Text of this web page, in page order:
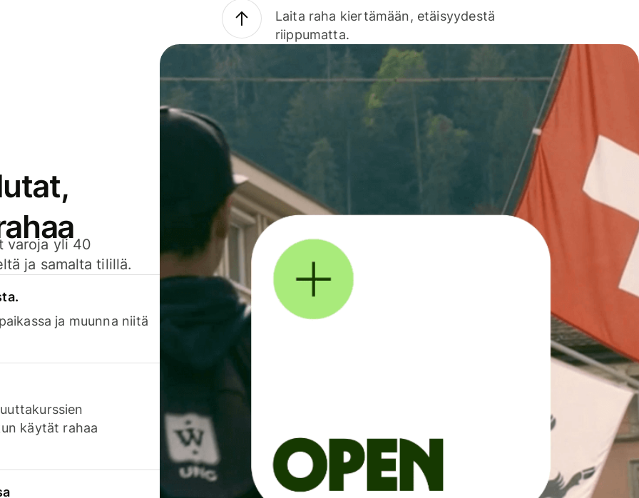
Laita raha kiertämään, etäisyydestä
riippumatta.
varoja yli 40
ja samalta tilillä.
ja muunna niitä
käytät rahaa